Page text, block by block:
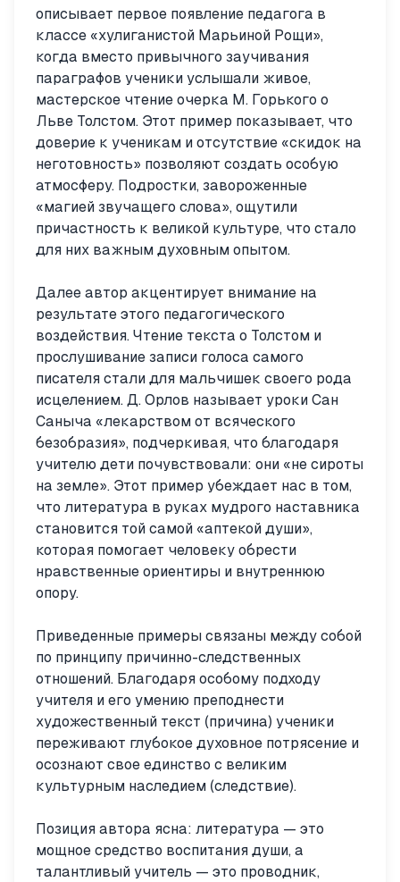
описывает первое появление педагога в
классе «хулиганистой Марьиной Рощи»,
когда вместо привычного заучивания
параграфов ученики услышали живое,
мастерское чтение очерка М. Горького о
Льве Толстом. Этот пример показывает, что
доверие к ученикам и отсутствие «скидок на
неготовность» позволяют создать особую
атмосферу. Подростки, завороженные
«магией звучащего слова», ощутили
причастность к великой культуре, что стало
для них важным духовным опытом.
Далее автор акцентирует внимание на
результате этого педагогического
воздействия. Чтение текста о Толстом и
прослушивание записи голоса самого
писателя стали для мальчишек своего рода
исцелением. Д. Орлов называет уроки Сан
Саныча «лекарством от всяческого
безобразия», подчеркивая, что благодаря
учителю дети почувствовали: они «не сироты
на земле». Этот пример убеждает нас в том,
что литература в руках мудрого наставника
становится той самой «аптекой души»,
которая помогает человеку обрести
нравственные ориентиры и внутреннюю
опору.
Приведенные примеры связаны между собой
по принципу причинно-следственных
отношений. Благодаря особому подходу
учителя и его умению преподнести
художественный текст (причина) ученики
переживают глубокое духовное потрясение и
осознают свое единство с великим
культурным наследием (следствие).
Позиция автора ясна: литература — это
мощное средство воспитания души, а
талантливый учитель — это проводник,